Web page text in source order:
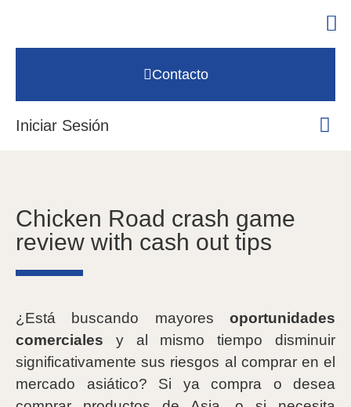
Contacto
Iniciar Sesión
Chicken Road crash game
review with cash out tips
¿Está buscando mayores oportunidades
comerciales y al mismo tiempo disminuir
significativamente sus riesgos al comprar en el
mercado asiático? Si ya compra o desea